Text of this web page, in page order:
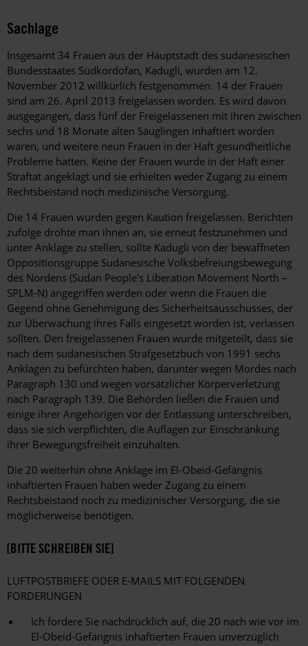
Sachlage
Insgesamt 34 Frauen aus der Hauptstadt des sudanesischen
Bundesstaates Südkordofan, Kadugli, wurden am 12.
November 2012 willkürlich festgenommen. 14 der Frauen
sind am 26. April 2013 freigelassen worden. Es wird davon
ausgegangen, dass fünf der Freigelassenen mit ihren zwischen
sechs und 18 Monate alten Säuglingen inhaftiert worden
waren, und weitere neun Frauen in der Haft gesundheitliche
Probleme hatten. Keine der Frauen wurde in der Haft einer
Straftat angeklagt und sie erhielten weder Zugang zu einem
Rechtsbeistand noch medizinische Versorgung.
Die 14 Frauen wurden gegen Kaution freigelassen. Berichten
zufolge drohte man ihnen an, sie erneut festzunehmen und
unter Anklage zu stellen, sollte Kadugli von der bewaffneten
Oppositionsgruppe Sudanesische Volksbefreiungsbewegung
des Nordens (Sudan People's Liberation Movement North –
SPLM-N) angegriffen werden oder wenn die Frauen die
Gegend ohne Genehmigung des Sicherheitsausschusses, der
zur Überwachung ihres Falls eingesetzt worden ist, verlassen
sollten. Den freigelassenen Frauen wurde mitgeteilt, dass sie
nach dem sudanesischen Strafgesetzbuch von 1991 sechs
Anklagen zu befürchten haben, darunter wegen Mordes nach
Paragraph 130 und wegen vorsätzlicher Körperverletzung
nach Paragraph 139. Die Behörden ließen die Frauen und
einige ihrer Angehörigen vor der Entlassung unterschreiben,
dass sie sich verpflichten, die Auflagen zur Einschränkung
ihrer Bewegungsfreiheit einzuhalten.
Die 20 weiterhin ohne Anklage im El-Obeid-Gefängnis
inhaftierten Frauen haben weder Zugang zu einem
Rechtsbeistand noch zu medizinischer Versorgung, die sie
möglicherweise benötigen.
[BITTE SCHREIBEN SIE]
LUFTPOSTBRIEFE ODER E-MAILS MIT FOLGENDEN
FORDERUNGEN
Ich fordere Sie nachdrücklich auf, die 20 nach wie vor im
El-Obeid-Gefängnis inhaftierten Frauen unverzüglich